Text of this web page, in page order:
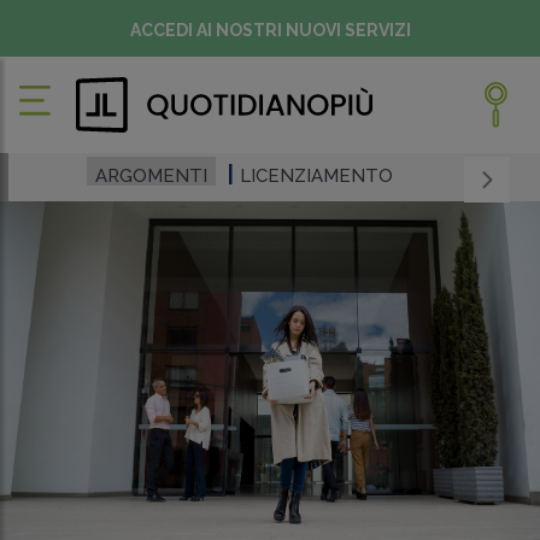
ACCEDI AI NOSTRI NUOVI SERVIZI
ARGOMENTI LICENZIAMENTO